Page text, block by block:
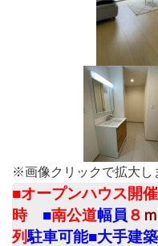
※画像クリックで拡大し
■オープンハウス開
時 ■南公道幅員 ８
列駐車可能■大手建